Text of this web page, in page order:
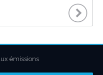
émissions